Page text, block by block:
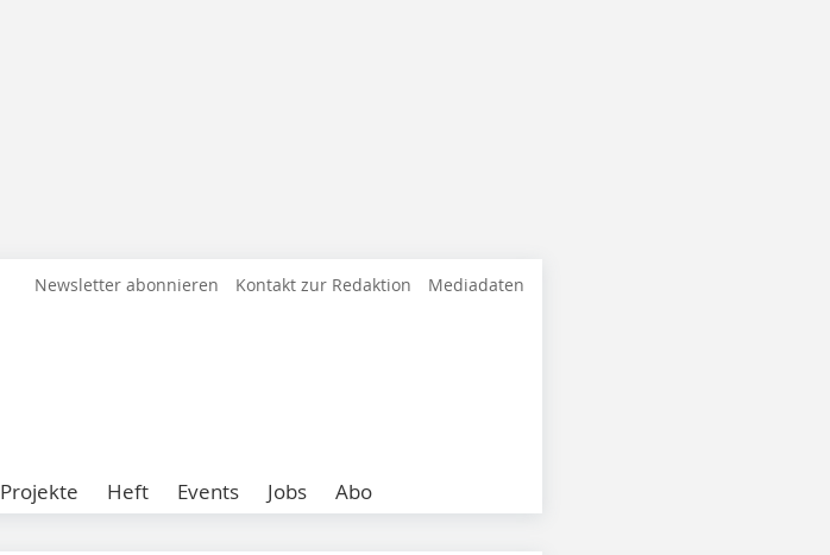
Newsletter abonnieren Kontakt zur Redaktion Mediadaten
Projekte Heft Events Jobs Abo